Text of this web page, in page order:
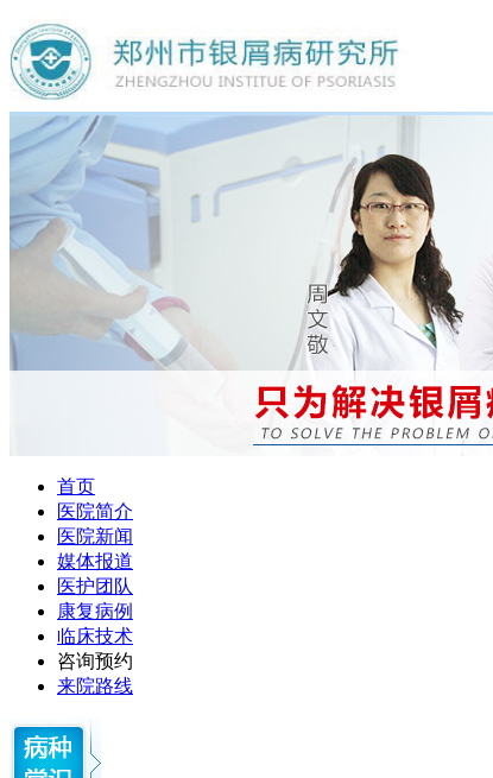
首页
医院简介
医院新闻
媒体报道
医护团队
康复病例
临床技术
咨询预约
来院路线